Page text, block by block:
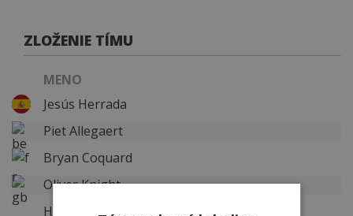
ZLOŽENIE TÍMU
MENO
Jesús Herrada
Piet Allegaert
Bryan Coquard
Oliver Knight
Hugo Toumire